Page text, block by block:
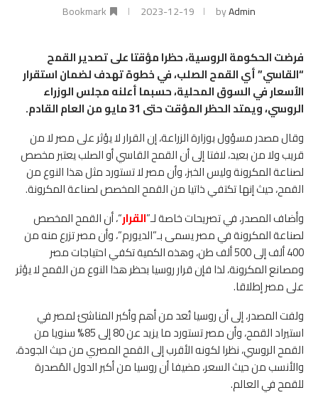
byAdmin
2023-12-19
Bookmark
فرضت الحكومة الروسية، حظرا مؤقتا على تصدير القمح
“القاسي” أي القمح الصلب، في خطوة تهدف لضمان استقرار
الأسعار في السوق المحلية، حسبما أعلنه مجلس الوزراء
الروسي، ويمتد الحظر المؤقت حتى 31 مايو من العام القادم.
وقال مصدر مسؤول بوزارة الزراعة، إن القرار لا يؤثر على مصر لا من
قريب ولا من بعيد، لافتا إلى أن القمح القاسي أو الصلب يعتبر مخصص
لصناعة المكرونة وليس الخبز، وأن مصر لا تستورد مثل هذا النوع من
القمح، حيث إنها تكتفي ذاتيا من القمح المخصص لصناعة المكرونة.
وأضاف المصدر، في تصريحات خاصة لـ”القرار“، أن القمح المخصص
لصناعة المكرونة في مصر يسمى بـ”الديورم”، وأن مصر تزرع منه من
400 ألف إلى 500 ألف طن، وهذه الكمية تكفي احتياجات مصر
ومصانع المكرونة، لذا فإن قرار روسيا بحظر هذا النوع من القمح لا يؤثر
على مصر إطلاقا.
ولفت المصدر، إلى أن روسيا تُعد من أهم وأكبر المناشئ لمصر في
استيراد القمح، وأن مصر تستورد ما يزيد عن 80 إلى 85% سنويا من
القمح الروسي، نظرا لكونه الأقرب إلى القمح المصري من حيث الجودة،
والأنسب من حيث السعر، مضيفا أن روسيا من أكبر الدول المُصدرة
للقمح في العالم.